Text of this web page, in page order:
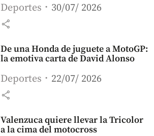
Deportes 30/07/ 2026
share
De una Honda de juguete a MotoGP:
la emotiva carta de David Alonso
Deportes 22/07/ 2026
share
Valenzuca quiere llevar la Tricolor
a la cima del motocross